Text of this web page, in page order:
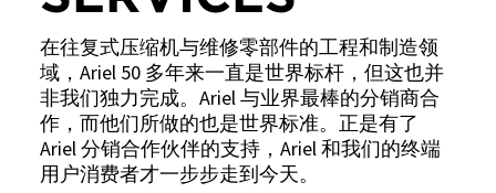
在往复式压缩机与维修零部件的工程和制造领
域，Ariel 50 多年来一直是世界标杆，但这也并
非我们独力完成。Ariel 与业界最棒的分销商合
作，而他们所做的也是世界标准。正是有了
Ariel 分销合作伙伴的支持，Ariel 和我们的终端
用户消费者才一步步走到今天。